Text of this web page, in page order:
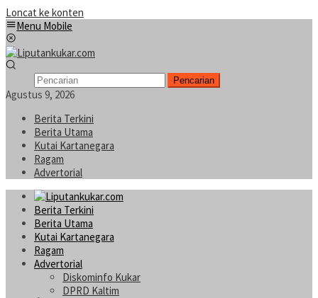
Loncat ke konten
Menu Mobile
Pencarian
Agustus 9, 2026
Berita Terkini
Berita Utama
Kutai Kartanegara
Ragam
Advertorial
Berita Terkini
Berita Utama
Kutai Kartanegara
Ragam
Advertorial
Diskominfo Kukar
DPRD Kaltim